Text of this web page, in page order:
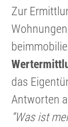
Zur
das
Antworten
“Was ist